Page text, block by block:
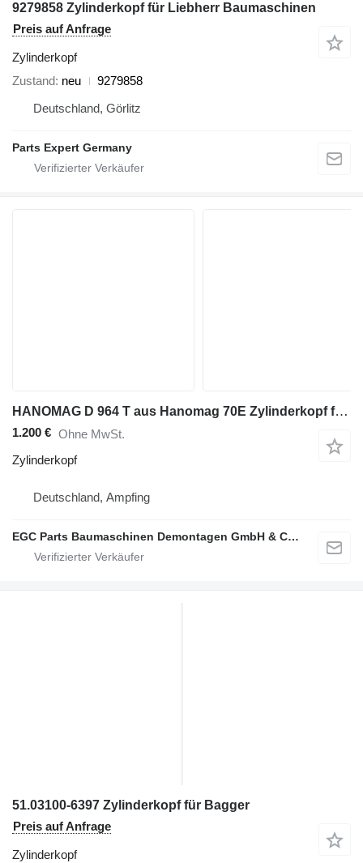
9279858 Zylinderkopf für Liebherr Baumaschinen
Preis auf Anfrage
Zylinderkopf
Zustand neu
9279858
Deutschland, Görlitz
Parts Expert Germany
HANOMAG D 964 T aus Hanomag 70E Zylinderkopf für HANOMAG D 964 T aus Hanomag 70E Bagger
1.200 € Ohne MwSt.
Zylinderkopf
Deutschland, Ampfing
EGC Parts Baumaschinen Demontagen GmbH & Co. KG
51.03100-6397 Zylinderkopf für Bagger
Preis auf Anfrage
Zylinderkopf